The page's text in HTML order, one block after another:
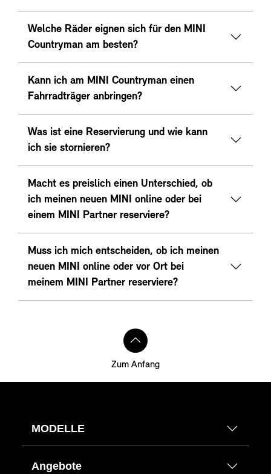
Welche Räder eignen sich für den MINI
Countryman am besten?
Kann ich am MINI Countryman einen
Fahrradträger anbringen?
Was ist eine Reservierung und wie kann
ich sie stornieren?
Macht es preislich einen Unterschied, ob
ich meinen neuen MINI online oder bei
einem MINI Partner reserviere?
Muss ich mich entscheiden, ob ich meinen
neuen MINI online oder vor Ort bei
meinem MINI Partner reserviere?
Zum Anfang
MODELLE
Angebote